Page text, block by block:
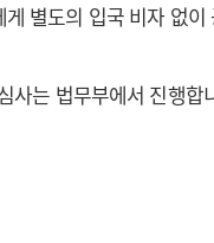
별도의 입국 비자 없
사는 법무부에서 진행합